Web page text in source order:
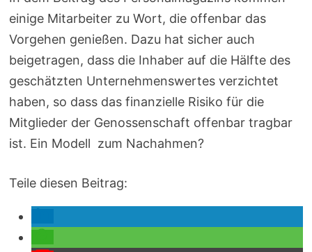
einige Mitarbeiter zu Wort, die offenbar das
Vorgehen genießen. Dazu hat sicher auch
beigetragen, dass die Inhaber auf die Hälfte des
geschätzten Unternehmenswertes verzichtet
haben, so dass das finanzielle Risiko für die
Mitglieder der Genossenschaft offenbar tragbar
ist. Ein Modell zum Nachahmen?
Teile diesen Beitrag: